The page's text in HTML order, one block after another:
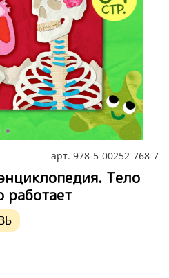
арт. 978-5-00252-768-7
Тело
работает